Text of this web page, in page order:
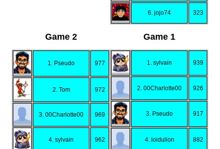
6. jojo74 323
Game 2
1. Pseudo 977
2. Tom 972
3. 00Charlotte00 969
4. sylvain 962
Game 1
1. sylvain 939
2. 00Charlotte00 926
3. Pseudo 917
4. loidulion 882